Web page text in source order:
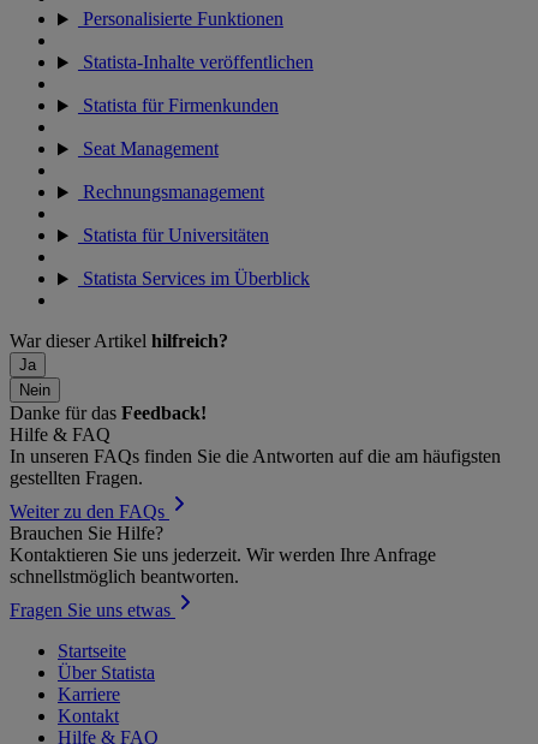
Personalisierte Funktionen
Statista-Inhalte veröffentlichen
Statista für Firmenkunden
Seat Management
Rechnungsmanagement
Statista für Universitäten
Statista Services im Überblick
War dieser Artikel hilfreich?
Ja
Nein
Danke für das Feedback!
Hilfe & FAQ
In unseren FAQs finden Sie die Antworten auf die am häufigsten
gestellten Fragen.
Weiter zu den FAQs
Brauchen Sie Hilfe?
Kontaktieren Sie uns jederzeit. Wir werden Ihre Anfrage
schnellstmöglich beantworten.
Fragen Sie uns etwas
Startseite
Über Statista
Karriere
Kontakt
Hilfe & FAQ